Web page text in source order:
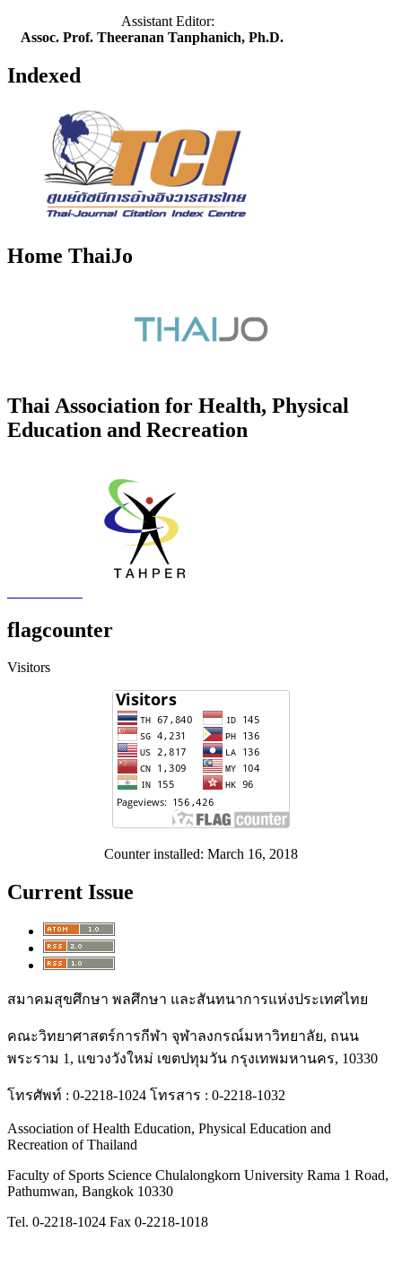
Assistant Editor:
Assoc. Prof. Theeranan Tanphanich, Ph.D.
Indexed
Home ThaiJo
Thai Association for Health, Physical
Education and Recreation
flagcounter
Visitors
Counter installed: March 16, 2018
Current Issue
สมาคมสุขศึกษา พลศึกษา และสันทนาการแห่งประเทศไทย
คณะวิทยาศาสตร์การกีฬา จุฬาลงกรณ์มหาวิทยาลัย, ถนน
พระราม 1, แขวงวังใหม่ เขตปทุมวัน กรุงเทพมหานคร, 10330
โทรศัพท์ : 0-2218-1024 โทรสาร : 0-2218-1032
Association of Health Education, Physical Education and
Recreation of Thailand
Faculty of Sports Science Chulalongkorn University Rama 1 Road,
Pathumwan, Bangkok 10330
Tel. 0-2218-1024 Fax 0-2218-1018